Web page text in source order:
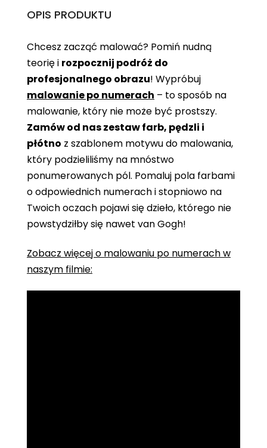
OPIS PRODUKTU
Chcesz zacząć malować? Pomiń nudną
teorię i rozpocznij podróż do
profesjonalnego obrazu! Wypróbuj
malowanie po numerach – to sposób na
malowanie, który nie może być prostszy.
Zamów od nas zestaw farb, pędzli i
płótno z szablonem motywu do malowania,
który podzieliliśmy na mnóstwo
ponumerowanych pól. Pomaluj pola farbami
o odpowiednich numerach i stopniowo na
Twoich oczach pojawi się dzieło, którego nie
powstydziłby się nawet van Gogh!
Zobacz więcej o malowaniu po numerach w
naszym filmie: